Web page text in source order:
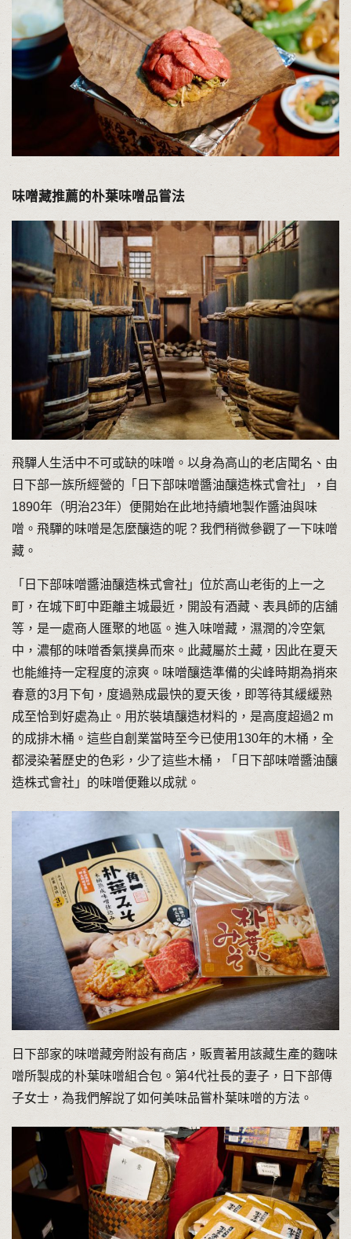
味噌藏推薦的朴葉味噌品嘗法
飛驒人生活中不可或缺的味噌。以身為高山的老店聞名、由
日下部一族所經營的「日下部味噌醬油釀造株式會社」，自
1890年（明治23年）便開始在此地持續地製作醬油與味
噌。飛驒的味噌是怎麼釀造的呢？我們稍微參觀了一下味噌
藏。
「日下部味噌醬油釀造株式會社」位於高山老街的上一之
町，在城下町中距離主城最近，開設有酒藏、表具師的店舖
等，是一處商人匯聚的地區。進入味噌藏，濕潤的冷空氣
中，濃郁的味噌香氣撲鼻而來。此藏屬於土藏，因此在夏天
也能維持一定程度的涼爽。味噌釀造準備的尖峰時期為捎來
春意的3月下旬，度過熟成最快的夏天後，即等待其緩緩熟
成至恰到好處為止。用於裝填釀造材料的，是高度超過2 m
的成排木桶。這些自創業當時至今已使用130年的木桶，全
都浸染著歷史的色彩，少了這些木桶，「日下部味噌醬油釀
造株式會社」的味噌便難以成就。
日下部家的味噌藏旁附設有商店，販賣著用該藏生產的麴味
噌所製成的朴葉味噌組合包。第4代社長的妻子，日下部傳
子女士，為我們解說了如何美味品嘗朴葉味噌的方法。